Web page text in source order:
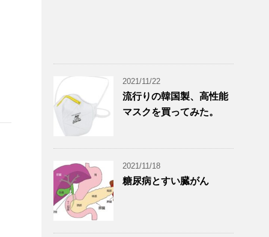
2021/11/22
流行りの韓国製、高性能
マスクを買ってみた。
2021/11/18
糖尿病とすい臓がん